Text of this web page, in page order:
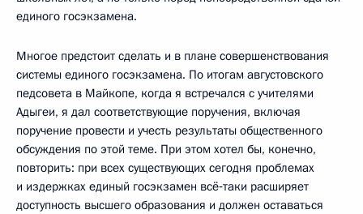
единого госэкзамена.
Многое предстоит сделать и в плане совершенствования
системы единого госэкзамена. По итогам августовского
педсовета в Майкопе, когда я встречался с учителями
Адыгеи, я дал соответствующие поручения, включая
поручение провести и учесть результаты общественного
обсуждения по этой теме. При этом хотел бы, конечно,
повторить: при всех существующих сегодня проблемах
и издержках единый госэкзамен всё‑таки расширяет
доступность высшего образования и должен оставаться